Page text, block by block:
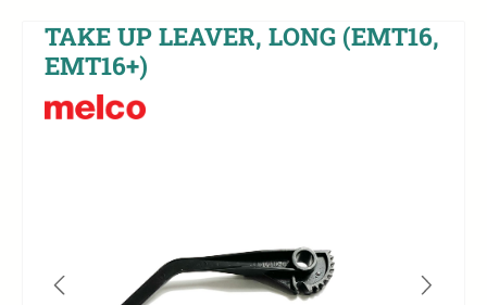
TAKE UP LEAVER, LONG (EMT16,
EMT16+)